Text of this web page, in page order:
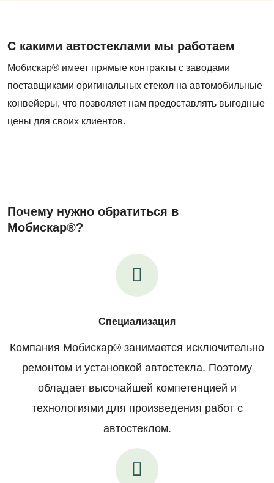
С какими автостеклами мы работаем
Мобискар® имеет прямые контракты с заводами
поставщиками оригинальных стекол на автомобильные
конвейеры, что позволяет нам предоставлять выгодные
цены для своих клиентов.
Почему нужно обратиться в
Мобискар®?
Специализация
Компания Мобискар® занимается исключительно
ремонтом и установкой автостекла. Поэтому
обладает высочайшей компетенцией и
технологиями для произведения работ с
автостеклом.